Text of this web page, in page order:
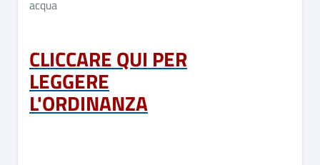
acqua
CLICCARE QUI PER
LEGGERE
L'ORDINANZA